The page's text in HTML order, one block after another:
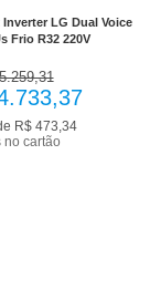
LG Dual Voice
Frio R32 220V
R$ 473,34
no cartão